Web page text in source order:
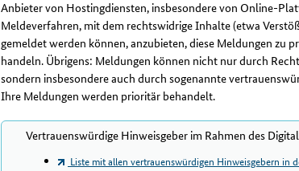
Anbieter von Hostingdiensten, insbesondere von Online-
Meldeverfahren, mit dem rechtswidrige Inhalte (etwa
gemeldet werden können, anzubieten, diese Meldungen zu
handeln. Übrigens: Meldungen können nicht nur durch
sondern insbesondere auch durch sogenannte
Ihre Meldungen werden prioritär behandelt.
Vertrauenswürdige Hinweisgeber im Rahmen des
Liste mit allen vertrauenswürdigen Hinweisgebern in